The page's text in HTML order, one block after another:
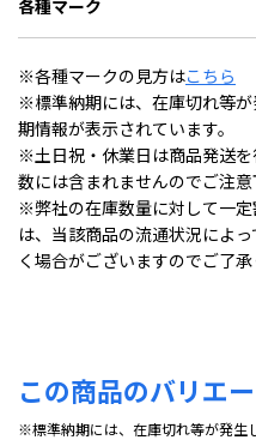
各種マーク
※各種マークの見方はこちら
※標準納期には、在庫切れ等
期情報が表示されています。
※土日祝・休業日は商品発送
数には含まれませんのでご注意
※弊社の在庫数量に対して一
は、当該商品の流通状況によ
く場合がございますのでご了承
この商品のバリエ
※標準納期には、在庫切れ等が発生